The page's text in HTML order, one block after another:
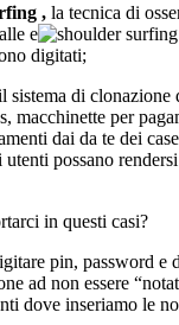
, la tecnica di
e
digitati;
sistema di clonazione
macchinette per
dai da te dei
possano
in questi casi?
pin, password e
ad non essere
dove inseriamo le